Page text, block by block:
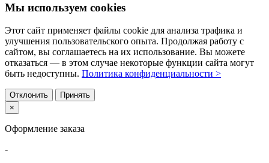
Мы используем cookies
Этот сайт применяет файлы cookie для анализа трафика и
улучшения пользовательского опыта. Продолжая работу с
сайтом, вы соглашаетесь на их использование. Вы можете
отказаться — в этом случае некоторые функции сайта могут
быть недоступны. Политика конфиденциальности >
Отклонить
Принять
×
Оформление заказа
-